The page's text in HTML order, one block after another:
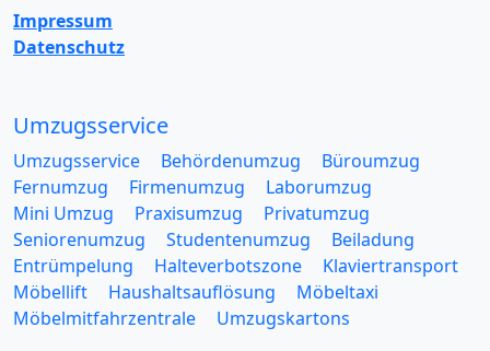
Impressum
Datenschutz
Umzugsservice
Umzugsservice Behördenumzug
Büroumzug
Fernumzug
Firmenumzug
Laborumzug
Mini Umzug
Praxisumzug
Privatumzug
Seniorenumzug
Studentenumzug
Beiladung
Entrümpelung
Halteverbotszone
Klaviertransport
Möbellift
Haushaltsauflösung
Möbeltaxi
Möbelmitfahrzentrale
Umzugskartons